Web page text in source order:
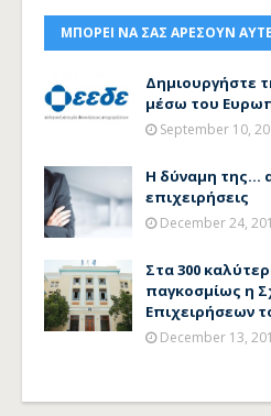
ΜΠΟΡΕΙ ΝΑ ΣΑΣ ΑΡΕΣΟΥΝ
Δημιουργήστε
μέσω του
September 10,
Η δύναμη της...
επιχειρήσεις
December 24,
Στα 300
παγκοσμίως η
Επιχειρήσεων
December 13,